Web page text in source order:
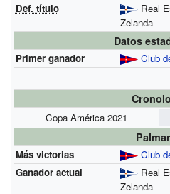
Def. título
Real
Zelanda
Datos
Primer ganador Club
Copa América 2021
Más victorias Club
Ganador actual
Real
Zelanda